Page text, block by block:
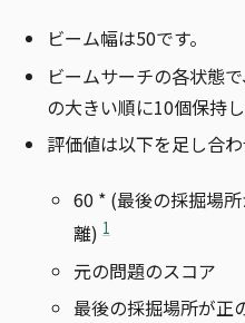
ビーム幅は50です。
ビームサーチの各状態
の大きい順に10個保持し
評価値は以下を足し合わ
60 * (最後の採掘場
離) 1
元の問題のスコア
最後の採掘場所が正